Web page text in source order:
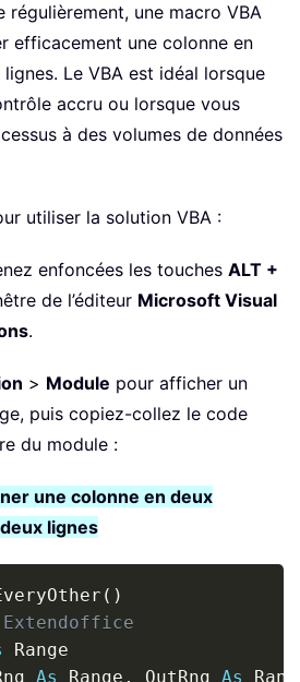
une macro VBA
efficacement une colonne en
Le VBA est idéal lorsque
accru ou lorsque vous
à des volumes de données
utiliser la solution VBA :
enfoncées les touches ALT +
de l’éditeur Microsoft Visual
.
> Module pour afficher un
puis copiez-collez le code
du module :
une colonne en deux
lignes
( )
Extendoffice
As Range , OutRng As